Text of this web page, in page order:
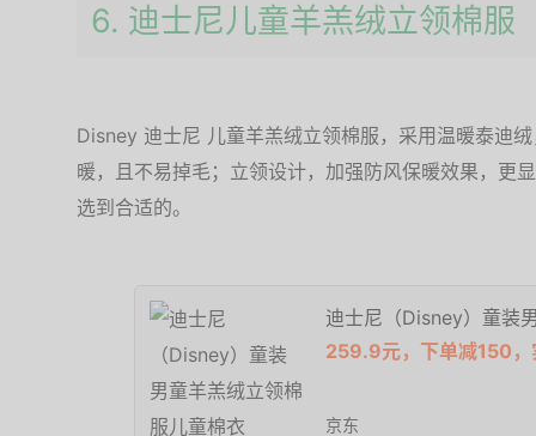
6. 迪士尼儿童羊羔绒立领棉服
Disney 迪士尼 儿童羊羔绒立领棉服，采用温暖泰迪
暖，且不易掉毛；立领设计，加强防风保暖效果，更
选到合适的。
迪士尼（Disney）童装
259.9元，下单减150
京东